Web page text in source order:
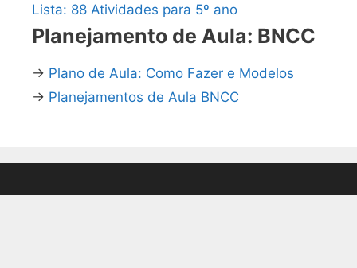
Lista: 88 Atividades para 5º ano
Planejamento de Aula: BNCC
→ Plano de Aula: Como Fazer e Modelos
→ Planejamentos de Aula BNCC